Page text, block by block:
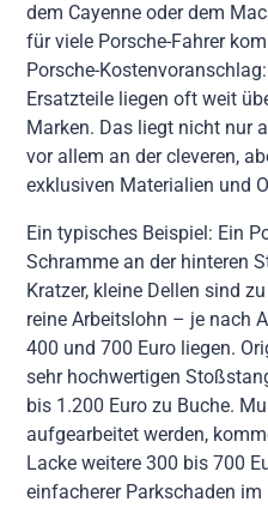
dem Cayenne oder dem
für viele Porsche-Fahrer
Porsche-
Ersatzteile liegen oft weit
Marken. Das liegt nicht nur
vor allem an der cleveren,
exklusiven Materialien und
Ein typisches Beispiel: Ein
Schramme an der hinteren
Kratzer, kleine Dellen sind
reine Arbeitslohn – je nach
400 und 700 Euro liegen.
sehr hochwertigen
bis 1.200 Euro zu Buche.
aufgearbeitet werden,
Lacke weitere 300 bis 700
einfacherer Parkschaden